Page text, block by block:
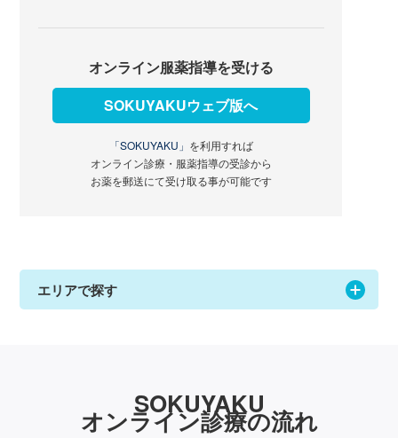
オンライン服薬指導を受ける
SOKUYAKUウェブ版へ
「SOKUYAKU」 を利用すれば
オンライン診療・服薬指導の受診から
お薬を郵送にて受け取る事が可能です
エリアで探す
SOKUYAKU
オンライン診療の流れ